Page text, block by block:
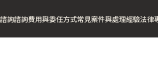
詢諮詢費用與委任方式常見案件與處理經驗法律